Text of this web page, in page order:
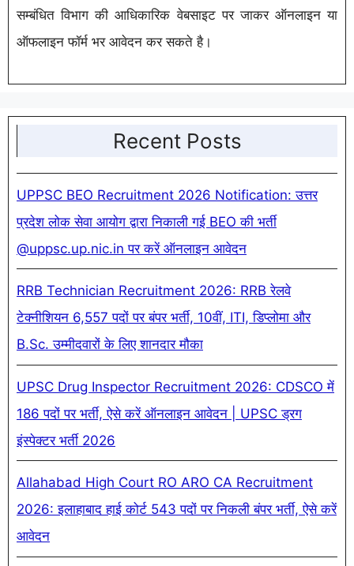
सम्बंधित विभाग की आधिकारिक वेबसाइट पर जाकर ऑनलाइन या
ऑफलाइन फॉर्म भर आवेदन कर सकते है।
Recent Posts
UPPSC BEO Recruitment 2026 Notification: उत्तर
प्रदेश लोक सेवा आयोग द्वारा निकाली गई BEO की भर्ती
@uppsc.up.nic.in पर करें ऑनलाइन आवेदन
RRB Technician Recruitment 2026: RRB रेलवे
टेक्नीशियन 6,557 पदों पर बंपर भर्ती, 10वीं, ITI, डिप्लोमा और
B.Sc. उम्मीदवारों के लिए शानदार मौका
UPSC Drug Inspector Recruitment 2026: CDSCO में
186 पदों पर भर्ती, ऐसे करें ऑनलाइन आवेदन | UPSC ड्रग
इंस्पेक्टर भर्ती 2026
Allahabad High Court RO ARO CA Recruitment
2026: इलाहाबाद हाई कोर्ट 543 पदों पर निकली बंपर भर्ती, ऐसे करें
आवेदन